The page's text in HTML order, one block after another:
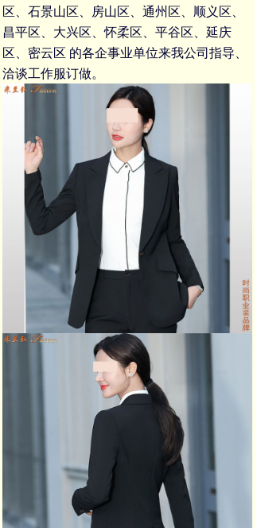
区、石景山区、房山区、通州区、顺义区、
昌平区、大兴区、怀柔区、平谷区、延庆
区、密云区 的各企事业单位来我公司指导、
洽谈工作服订做。